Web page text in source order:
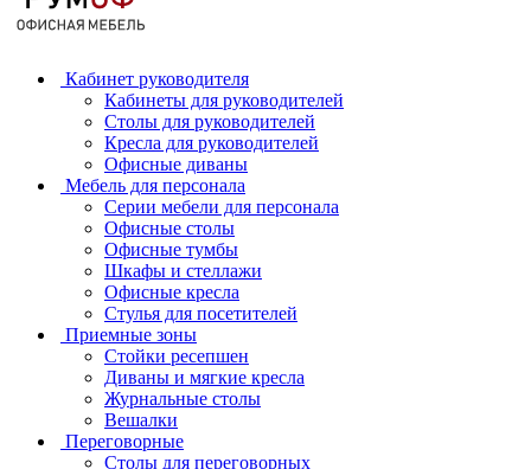
Кабинет руководителя
Кабинеты для руководителей
Столы для руководителей
Кресла для руководителей
Офисные диваны
Мебель для персонала
Серии мебели для персонала
Офисные столы
Офисные тумбы
Шкафы и стеллажи
Офисные кресла
Стулья для посетителей
Приемные зоны
Стойки ресепшен
Диваны и мягкие кресла
Журнальные столы
Вешалки
Переговорные
Столы для переговорных